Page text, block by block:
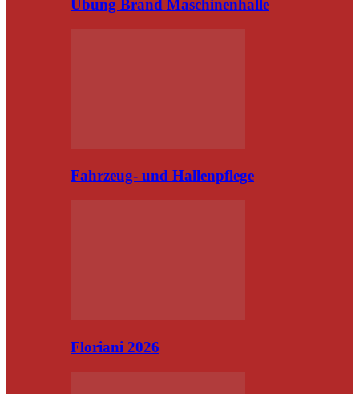
Übung Brand Maschinenhalle
Fahrzeug- und Hallenpflege
Floriani 2026